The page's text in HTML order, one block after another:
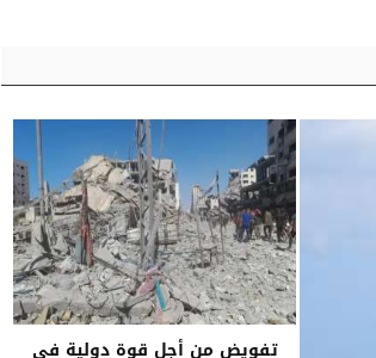
تفويض من أجل قوة دولية في